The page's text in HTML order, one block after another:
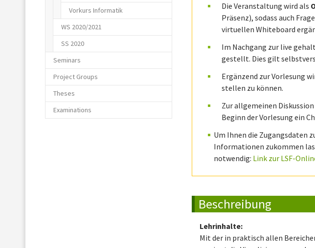
Vorkurs Informatik
WS 2020/2021
SS 2020
Seminars
Project Groups
Theses
Examinations
Die Veranstaltung wird als
Präsenz), sodass auch
virtuellen Whiteboard
Im Nachgang zur live
gestellt. Dies gilt
Ergänzend zur Vorlesung
stellen zu können.
Zur allgemeinen
Beginn der Vorlesung ein
Um Ihnen die Zugangsdaten
Informationen zukommen
notwendig: Link zur LSF-
Beschreibung
Lehrinhalte:
Mit der in praktisch allen